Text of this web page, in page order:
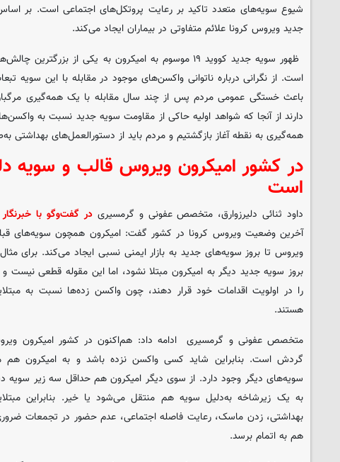
شیوع سویه‌های متعدد تاکید بر رعایت پروتکل‌های اجتماعی است. بر
جدید ویروس کرونا علائم متفاوتی در بیماران ایجاد می‌کند.
ظهور سویه جدید کووید ۱۹ موسوم به امیکرون به یکی از
است. از نگرانی درباره ناتوانی واکسن‌های موجود در مقابله با این سویه
باعث خستگی عمومی مردم پس از چند سال مقابله با یک همه‌گیری
دارند از آنجا که شواهد اولیه حاکی از مقاومت سویه جدید نسبت به
همه‌گیری به نقطه آغاز بازگشتیم و مردم باید از دستورالعمل‌های بهداشتی
در کشور امیکرون ویروس قالب و سویه
است
داود ثنائی دلیرزوارق، متخصص عفونی و گرمسیری در گفت‌وگو با خبرنگار
آخرین وضعیت ویروس کرونا در کشور گفت: امیکرون همچون سویه‌های
ویروس تا بروز سویه‌های جدید به بازار ایمنی نسبی ایجاد می‌کند. برای
بروز سویه جدید دیگر به امیکرون مبتلا نشود، اما این مقوله قطعی نیست و
را در اولویت اقدامات خود قرار دهند، چون واکسن زده‌ها نسبت به
هستند.
متخصص عفونی و گرمسیری ادامه داد: هم‌اکنون در کشور امیکرون
گردش است. بنابراین شاید کسی واکسن نزده باشد و به امیکرون هم
سویه‌های دیگر وجود دارد. از سوی دیگر امیکرون هم حداقل سه زیر سویه
به یک زیرشاخه به‌دلیل سویه هم منتقل می‌شود یا خیر. بنابراین
بهداشتی، زدن ماسک، رعایت فاصله اجتماعی، عدم حضور در تجمعات
هم به اتمام برسد.